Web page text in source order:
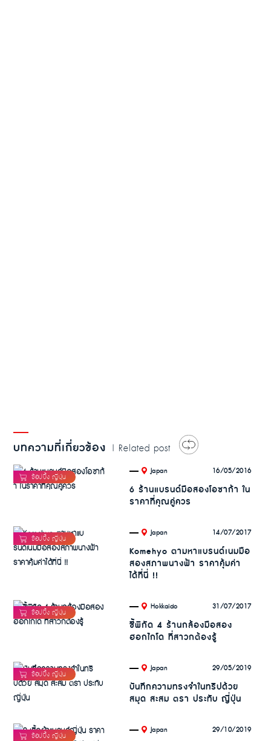
บทความที่เกี่ยวข้อง | Related post
. Japan 16/05/2016
6 ร้านแบรนด์มือสองโอซาก้า ใน
ราคาที่คุณคู่ควร
. Japan 14/07/2017
Komehyo ตามหาแบรนด์เนมมือ
สองสภาพนางฟ้า ราคาคุ้มค่า
ได้ที่นี่ !!
. Hokkaido 31/07/2017
ชี้พิกัด 4 ร้านกล้องมือสอง
ฮอกไกโด ที่สาวกต้องรู้
. Japan 29/05/2019
บันทึกความทรงจำในทริปด้วย
สมุด สะสม ตรา ประทับ ญี่ปุ่น
. Japan 29/10/2019